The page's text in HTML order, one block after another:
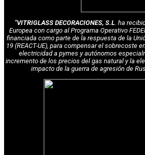
"VITRIGLASS DECORACIONES, S.L. ha
Europea con cargo al Programa Operativo
financiada como parte de la respuesta de la
19 (REACT-UE), para compensar el sobrecoste
electricidad a pymes y autónomos
incremento de los precios del gas natural y la
impacto de la guerra de agresión de